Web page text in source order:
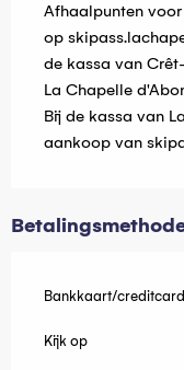
Afhaalpunten
op
de kassa van
La Chapelle
Bij de kassa van
aankoop van
Bankkaart/creditcard
Kijk op